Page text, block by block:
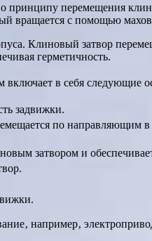
перемещения
вращается с помощью
Клиновый затвор
герметичность.
в себя следующие
задвижки.
по направляющим
затвором и
например‚